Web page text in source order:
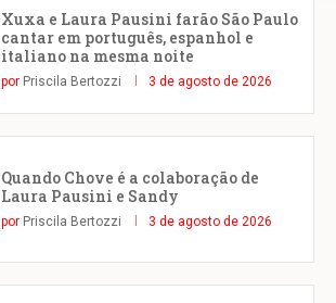
Xuxa e Laura Pausini farão São Paulo
cantar em português, espanhol e
italiano na mesma noite
por Priscila Bertozzi 3 de agosto de 2026
Quando Chove é a colaboração de
Laura Pausini e Sandy
por Priscila Bertozzi 3 de agosto de 2026